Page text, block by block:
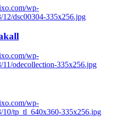
wp-
12/dsc00304-335x256.jpg
wp-
11/odecollection-335x256.jpg
wp-
10/tp_tl_640x360-335x256.jpg